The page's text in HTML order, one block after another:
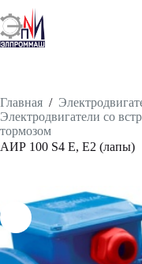
Перейти
к
сути
Главная /
Электродвигатели со
тормозом
АИР 100 S4 Е, Е2 (лапы)